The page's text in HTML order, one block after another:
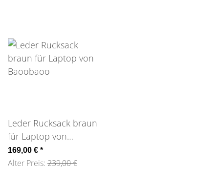
Leder Rucksack braun
für Laptop von
Baoobaoo
169,00 € *
Alter Preis: 239,00 €